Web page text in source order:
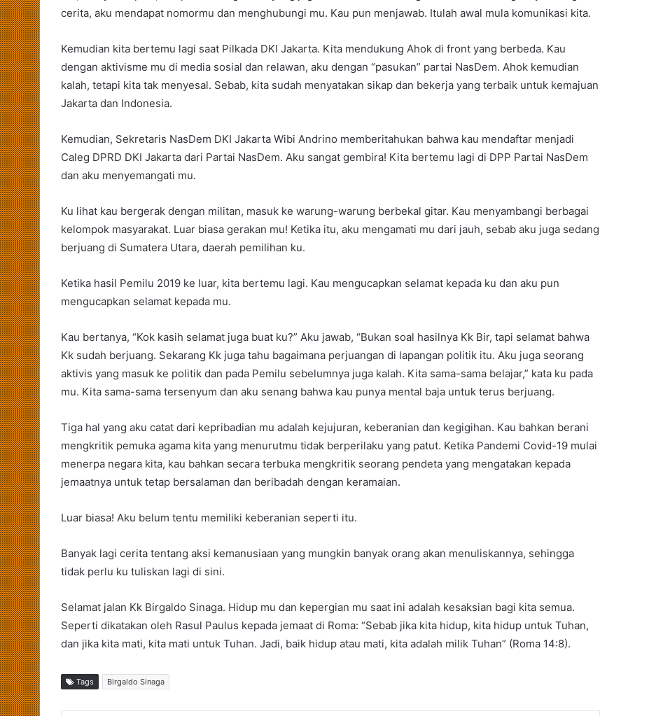
cerita, aku mendapat nomormu dan menghubungi mu. Kau pun menjawab. Itulah awal mula komunikasi kita.
Kemudian kita bertemu lagi saat Pilkada DKI Jakarta. Kita mendukung Ahok di front yang berbeda. Kau
dengan aktivisme mu di media sosial dan relawan, aku dengan “pasukan” partai NasDem. Ahok kemudian
kalah, tetapi kita tak menyesal. Sebab, kita sudah menyatakan sikap dan bekerja yang terbaik untuk kemajuan
Jakarta dan Indonesia.
Kemudian, Sekretaris NasDem DKI Jakarta Wibi Andrino memberitahukan bahwa kau mendaftar menjadi
Caleg DPRD DKI Jakarta dari Partai NasDem. Aku sangat gembira! Kita bertemu lagi di DPP Partai NasDem
dan aku menyemangati mu.
Ku lihat kau bergerak dengan militan, masuk ke warung-warung berbekal gitar. Kau menyambangi berbagai
kelompok masyarakat. Luar biasa gerakan mu! Ketika itu, aku mengamati mu dari jauh, sebab aku juga sedang
berjuang di Sumatera Utara, daerah pemilihan ku.
Ketika hasil Pemilu 2019 ke luar, kita bertemu lagi. Kau mengucapkan selamat kepada ku dan aku pun
mengucapkan selamat kepada mu.
Kau bertanya, “Kok kasih selamat juga buat ku?” Aku jawab, “Bukan soal hasilnya Kk Bir, tapi selamat bahwa
Kk sudah berjuang. Sekarang Kk juga tahu bagaimana perjuangan di lapangan politik itu. Aku juga seorang
aktivis yang masuk ke politik dan pada Pemilu sebelumnya juga kalah. Kita sama-sama belajar,” kata ku pada
mu. Kita sama-sama tersenyum dan aku senang bahwa kau punya mental baja untuk terus berjuang.
Tiga hal yang aku catat dari kepribadian mu adalah kejujuran, keberanian dan kegigihan. Kau bahkan berani
mengkritik pemuka agama kita yang menurutmu tidak berperilaku yang patut. Ketika Pandemi Covid-19 mulai
menerpa negara kita, kau bahkan secara terbuka mengkritik seorang pendeta yang mengatakan kepada
jemaatnya untuk tetap bersalaman dan beribadah dengan keramaian.
Luar biasa! Aku belum tentu memiliki keberanian seperti itu.
Banyak lagi cerita tentang aksi kemanusiaan yang mungkin banyak orang akan menuliskannya, sehingga
tidak perlu ku tuliskan lagi di sini.
Selamat jalan Kk Birgaldo Sinaga. Hidup mu dan kepergian mu saat ini adalah kesaksian bagi kita semua.
Seperti dikatakan oleh Rasul Paulus kepada jemaat di Roma: “Sebab jika kita hidup, kita hidup untuk Tuhan,
dan jika kita mati, kita mati untuk Tuhan. Jadi, baik hidup atau mati, kita adalah milik Tuhan” (Roma 14:8).
Tags Birgaldo Sinaga